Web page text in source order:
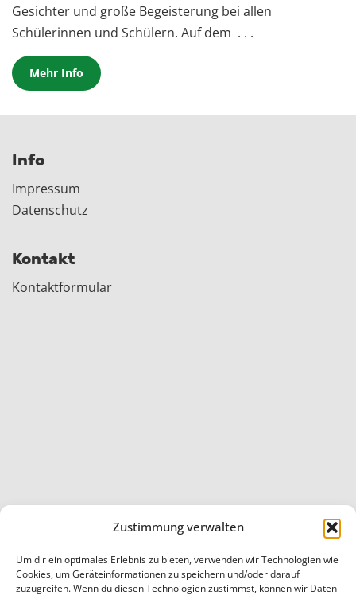
Zustimmung verwalten
Um dir ein optimales Erlebnis zu bieten, verwenden wir Technologien wie
Cookies, um Geräteinformationen zu speichern und/oder darauf
zuzugreifen. Wenn du diesen Technologien zustimmst, können wir Daten
Gesichter und große Begeisterung bei allen
Schülerinnen und Schülern. Auf dem . . .
Mehr Info
Info
Impressum
Datenschutz
Kontakt
Kontaktformular
Startseite/Beiträge veröffentlicht von Carolin Klein